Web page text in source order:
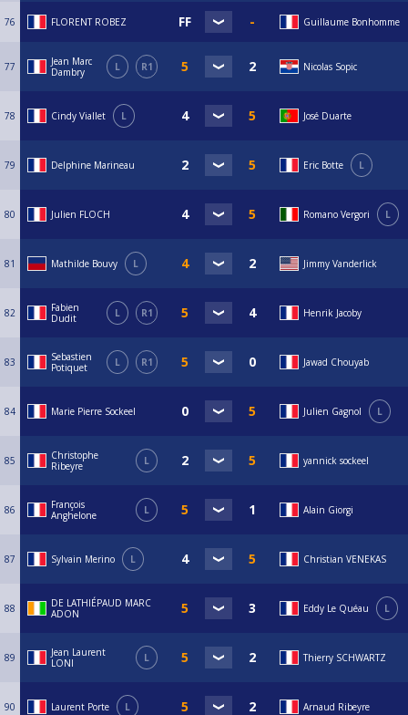
76 FLORENT ROBEZ Guillaume Bonhomme
77
Jean Marc
Dambry
L R1 Nicolas Sopic
78 Cindy Viallet L José Duarte
79 Delphine Marineau Eric Botte L
80 Julien FLOCH Romano Vergori L
81 Mathilde Bouvy L Jimmy Vanderlick
82
Fabien
Dudit
L R1 Henrik Jacoby
83
Sebastien
Potiquet
L R1 Jawad Chouyab
84 Marie Pierre Sockeel Julien Gagnol L
85
Christophe
Ribeyre
L yannick sockeel
86
François
Anghelone
L Alain Giorgi
87 Sylvain Merino L Christian VENEKAS
88
DE LATHIÉPAUD MARC
ADON
Eddy Le Quéau L
89
Jean Laurent
LONI
L Thierry SCHWARTZ
90 Laurent Porte L Arnaud Ribeyre